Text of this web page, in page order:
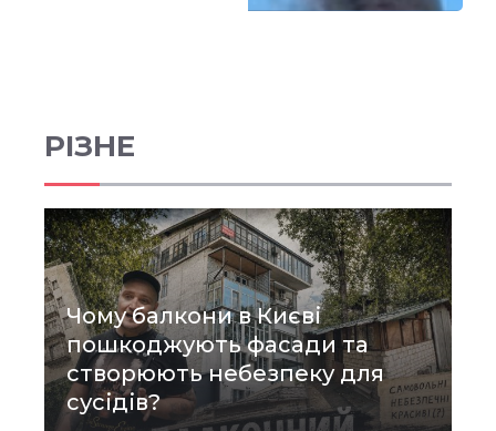
РІЗНЕ
Чому балкони в Києві
пошкоджують фасади та
створюють небезпеку для
сусідів?